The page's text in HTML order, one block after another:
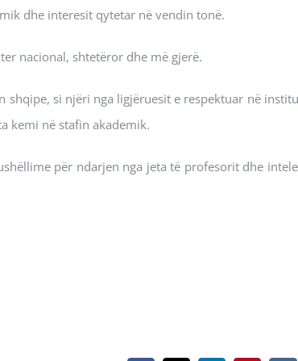
dhe interesit qytetar në vendin tonë.
nacional, shtetëror dhe më gjerë.
si njëri nga ligjëruesit e respektuar në
kemi në stafin akademik.
për ndarjen nga jeta të profesorit dhe